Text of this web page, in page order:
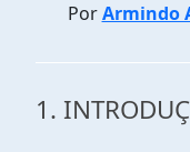
PorArmindo
1.